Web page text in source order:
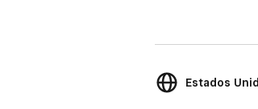
Estados